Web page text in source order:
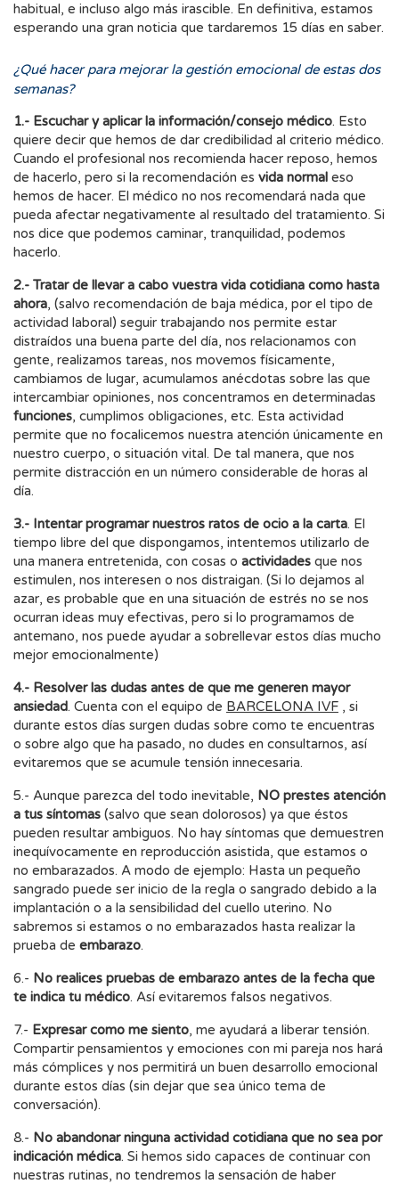
habitual, e incluso algo más irascible. En definitiva, estamos
esperando una gran noticia que tardaremos 15 días en saber.
¿Qué hacer para mejorar la gestión emocional de estas dos
semanas?
1.- Escuchar y aplicar la información/consejo médico. Esto
quiere decir que hemos de dar credibilidad al criterio médico.
Cuando el profesional nos recomienda hacer reposo, hemos
de hacerlo, pero si la recomendación es vida normal eso
hemos de hacer. El médico no nos recomendará nada que
pueda afectar negativamente al resultado del tratamiento. Si
nos dice que podemos caminar, tranquilidad, podemos
hacerlo.
2.- Tratar de llevar a cabo vuestra vida cotidiana como hasta
ahora, (salvo recomendación de baja médica, por el tipo de
actividad laboral) seguir trabajando nos permite estar
distraídos una buena parte del día, nos relacionamos con
gente, realizamos tareas, nos movemos físicamente,
cambiamos de lugar, acumulamos anécdotas sobre las que
intercambiar opiniones, nos concentramos en determinadas
funciones, cumplimos obligaciones, etc. Esta actividad
permite que no focalicemos nuestra atención únicamente en
nuestro cuerpo, o situación vital. De tal manera, que nos
permite distracción en un número considerable de horas al
día.
3.- Intentar programar nuestros ratos de ocio a la carta. El
tiempo libre del que dispongamos, intentemos utilizarlo de
una manera entretenida, con cosas o actividades que nos
estimulen, nos interesen o nos distraigan. (Si lo dejamos al
azar, es probable que en una situación de estrés no se nos
ocurran ideas muy efectivas, pero si lo programamos de
antemano, nos puede ayudar a sobrellevar estos días mucho
mejor emocionalmente)
4.- Resolver las dudas antes de que me generen mayor
ansiedad. Cuenta con el equipo de BARCELONA IVF , si
durante estos días surgen dudas sobre como te encuentras
o sobre algo que ha pasado, no dudes en consultarnos, así
evitaremos que se acumule tensión innecesaria.
5.- Aunque parezca del todo inevitable, NO prestes atención
a tus síntomas (salvo que sean dolorosos) ya que éstos
pueden resultar ambiguos. No hay síntomas que demuestren
inequívocamente en reproducción asistida, que estamos o
no embarazados. A modo de ejemplo: Hasta un pequeño
sangrado puede ser inicio de la regla o sangrado debido a la
implantación o a la sensibilidad del cuello uterino. No
sabremos si estamos o no embarazados hasta realizar la
prueba de embarazo.
6.- No realices pruebas de embarazo antes de la fecha que
te indica tu médico. Así evitaremos falsos negativos.
7.- Expresar como me siento, me ayudará a liberar tensión.
Compartir pensamientos y emociones con mi pareja nos hará
más cómplices y nos permitirá un buen desarrollo emocional
durante estos días (sin dejar que sea único tema de
conversación).
8.- No abandonar ninguna actividad cotidiana que no sea por
indicación médica. Si hemos sido capaces de continuar con
nuestras rutinas, no tendremos la sensación de haber